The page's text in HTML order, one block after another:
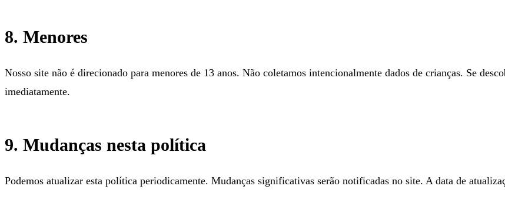
8. Menores
Nosso site não é direcionado para menores de 13 anos. Não coletamos intencionalmente dados de crianças. Se
imediatamente.
9. Mudanças nesta política
Podemos atualizar esta política periodicamente. Mudanças significativas serão notificadas no site. A data de